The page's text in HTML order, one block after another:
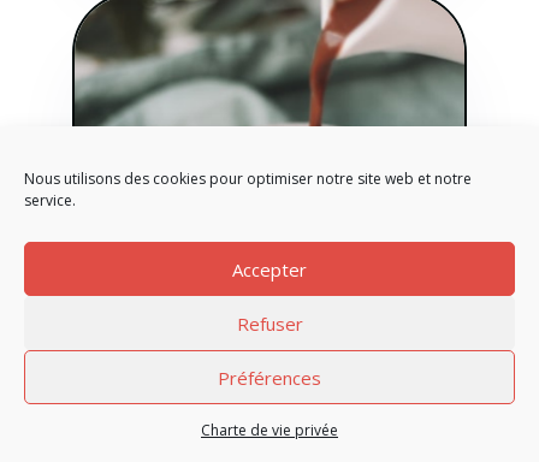
Nous utilisons des cookies pour optimiser notre site web et notre
service.
Accepter
Refuser
Préférences
Charte de vie privée
LE MUSÉE DU CHOCOLAT : UNE
EXPÉRIENCE GOURMANDE.
Jan 21, 2022|Conseils